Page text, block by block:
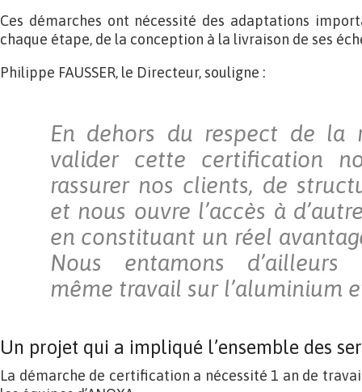
Ces démarches ont nécessité des adaptations
chaque étape, de la conception à la livraison de ses
Philippe FAUSSER, le Directeur, souligne :
En dehors du respect de la
valider cette certification
rassurer nos clients, de
et nous ouvre l’accès à
en constituant un réel
Nous entamons d’ailleurs
même travail sur l’aluminium
Un projet qui a impliqué l’ensemble des
La démarche de certification a nécessité 1 an de